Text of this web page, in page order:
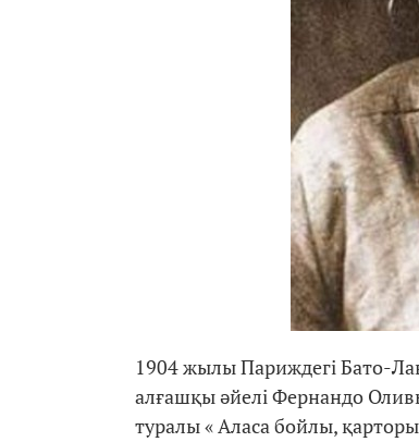
1904 жылы Париждегі Бато-
алғашқы әйелі Фернандо
туралы « Аласа бойлы,